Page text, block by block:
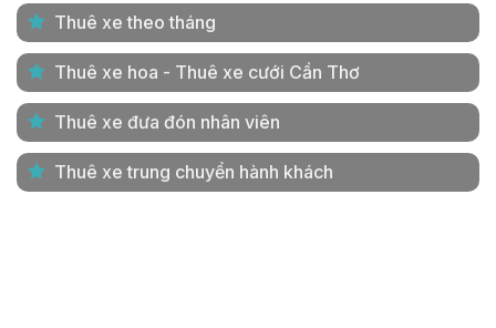
Thuê xe theo tháng
Thuê xe hoa - Thuê xe cưới Cần Thơ
Thuê xe đưa đón nhân viên
Thuê xe trung chuyển hành khách